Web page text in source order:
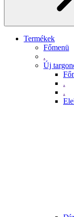
Termékek
Főmenü
.
Új
.
.